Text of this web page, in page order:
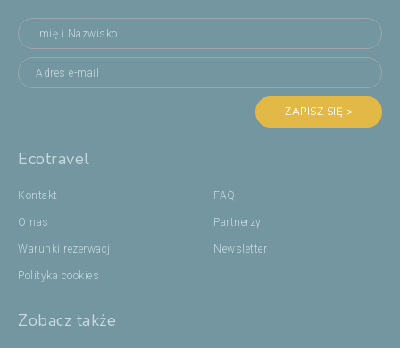
ZAPISZ SIĘ >
Ecotravel
Kontakt
O nas
Warunki rezerwacji
Polityka cookies
FAQ
Partnerzy
Newsletter
Zobacz także